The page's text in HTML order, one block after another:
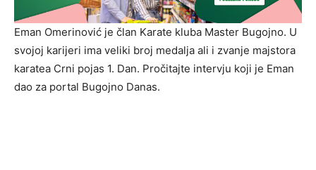
Eman Omerinović je član Karate kluba Master Bugojno. U
svojoj karijeri ima veliki broj medalja ali i zvanje majstora
karatea Crni pojas 1. Dan. Pročitajte intervju koji je Eman
dao za portal Bugojno Danas.